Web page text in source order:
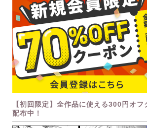
【初回限定】全作品に使える300円オフ
配布中！